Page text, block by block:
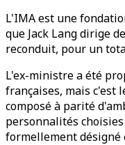
L'IMA est une
que Jack Lang dirige
reconduit, pour un
L'ex-ministre a été
françaises, mais c'est
composé à parité
personnalités
formellement désigné